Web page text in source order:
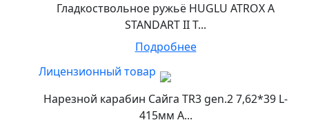
Гладкоствольное ружьё HUGLU ATROX A
STANDART II T...
Подробнее
Лицензионный товар
Нарезной карабин Сайга TR3 gen.2 7,62*39 L-
415мм А...